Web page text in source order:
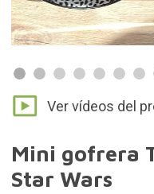
Ver vídeos del
Mini gofrera
Star Wars